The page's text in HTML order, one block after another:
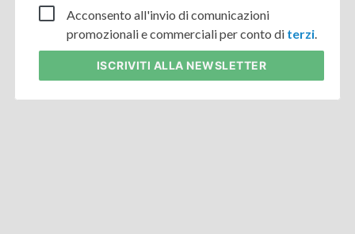
Acconsento all'invio di comunicazioni
promozionali e commerciali per conto di terzi.
ISCRIVITI ALLA NEWSLETTER